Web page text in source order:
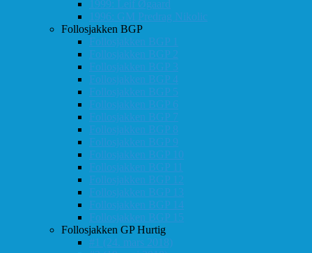
1999: Leif Øgaard
1996: GM Predrag Nikolic
Follosjakken BGP
Follosjakken BGP 1
Follosjakken BGP 2
Follosjakken BGP 3
Follosjakken BGP 4
Follosjakken BGP 5
Follosjakken BGP 6
Follosjakken BGP 7
Follosjakken BGP 8
Follosjakken BGP 9
Follosjakken BGP 10
Follosjakken BGP 11
Follosjakken BGP 12
Follosjakken BGP 13
Follosjakken BGP 14
Follosjakken BGP 15
Follosjakken GP Hurtig
#1 (24. mars 2018)